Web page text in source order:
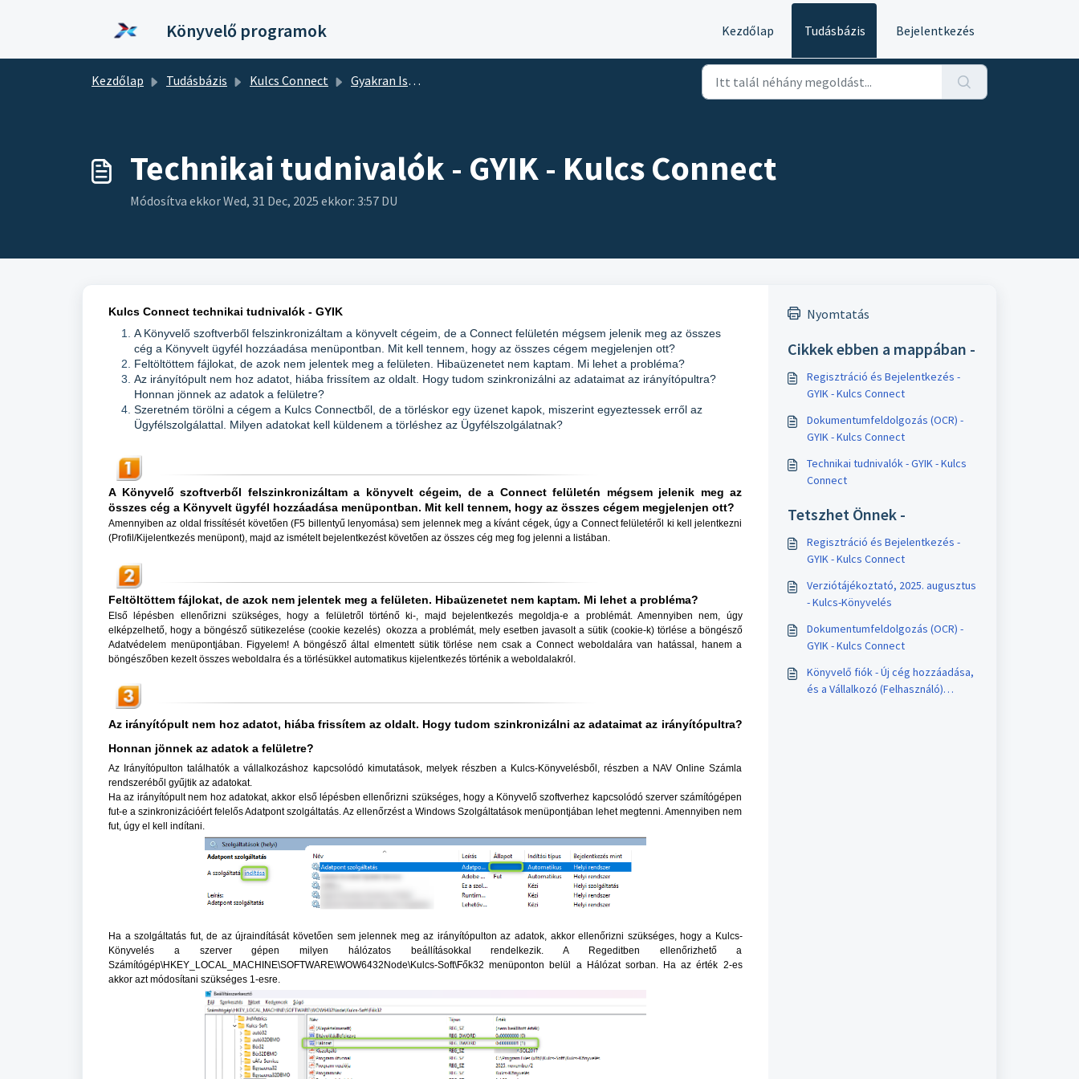
Könyvelő programok Kezdőlap Tudásbázis Bejelentkezés
Kezdőlap Tudásbázis Kulcs Connect Gyakran Ismételt Kérdések - Kulcs Connect
Technikai tudnivalók - GYIK - Kulcs Connect
Módosítva ekkor Wed, 31 Dec, 2025 ekkor: 3:57 DU
Kulcs Connect technikai tudnivalók - GYIK
A Könyvelő szoftverből felszinkronizáltam a könyvelt cégeim, de a Connect felületén mégsem jelenik meg az összes
cég a Könyvelt ügyfél hozzáadása menüpontban. Mit kell tennem, hogy az összes cégem megjelenjen ott?
Feltöltöttem fájlokat, de azok nem jelentek meg a felületen. Hibaüzenetet nem kaptam. Mi lehet a probléma?
Az irányítópult nem hoz adatot, hiába frissítem az oldalt. Hogy tudom szinkronizálni az adataimat az irányítópultra?
Honnan jönnek az adatok a felületre?
Szeretném törölni a cégem a Kulcs Connectből, de a törléskor egy üzenet kapok, miszerint egyeztessek erről az
Ügyfélszolgálattal. Milyen adatokat kell küldenem a törléshez az Ügyfélszolgálatnak?
A Könyvelő szoftverből felszinkronizáltam a könyvelt cégeim, de a Connect felületén mégsem jelenik meg az
összes cég a Könyvelt ügyfél hozzáadása menüpontban. Mit kell tennem, hogy az összes cégem megjelenjen ott?
Amennyiben az oldal frissítését követően (F5 billentyű lenyomása) sem jelennek meg a kívánt cégek, úgy a Connect felületéről ki kell jelentkezni
(Profil/Kijelentkezés menüpont), majd az ismételt bejelentkezést követően az összes cég meg fog jelenni a listában.
Feltöltöttem fájlokat, de azok nem jelentek meg a felületen. Hibaüzenetet nem kaptam. Mi lehet a probléma?
Első lépésben ellenőrizni szükséges, hogy a felületről történő ki-, majd bejelentkezés megoldja-e a problémát. Amennyiben nem, úgy
elképzelhető, hogy a böngésző sütikezelése (cookie kezelés)okozza a problémát, mely esetben javasolt a sütik (cookie-k) törlése a böngésző
Adatvédelem menüpontjában. Figyelem! A böngésző által elmentett sütik törlése nem csak a Connect weboldalára van hatással, hanem a
böngészőben kezelt összes weboldalra és a törlésükkel automatikus kijelentkezés történik a weboldalakról.
Az irányítópult nem hoz adatot, hiába frissítem az oldalt. Hogy tudom szinkronizálni az adataimat az irányítópultra?
Honnan jönnek az adatok a felületre?
Az Irányítópulton találhatók a vállalkozáshoz kapcsolódó kimutatások, melyek részben a Kulcs-Könyvelésből, részben a NAV Online Számla
rendszeréből gyűjtik az adatokat.
Ha az irányítópult nem hoz adatokat, akkor első lépésben ellenőrizni szükséges, hogy a Könyvelő szoftverhez kapcsolódó szerver számítógépen
fut-e a szinkronizációért felelős Adatpont szolgáltatás. Az ellenőrzést a Windows Szolgáltatások menüpontjában lehet megtenni. Amennyiben nem
fut, úgy el kell indítani.
Ha a szolgáltatás fut, de az újraindítását követően sem jelennek meg az irányítópulton az adatok, akkor ellenőrizni szükséges, hogy a Kulcs-
Könyvelés a szerver gépen milyen hálózatos beállításokkal rendelkezik. A Regeditben ellenőrizhető a
Számítógép\HKEY_LOCAL_MACHINE\SOFTWARE\WOW6432Node\Kulcs-Soft\Fők32 menüponton belül a Hálózat sorban. Ha az érték 2-es
akkor azt módosítani szükséges 1-esre.
Nyomtatás
Cikkek ebben a mappában -
Regisztráció és Bejelentkezés -
GYIK - Kulcs Connect
Dokumentumfeldolgozás (OCR) -
GYIK - Kulcs Connect
Technikai tudnivalók - GYIK - Kulcs
Connect
Tetszhet Önnek -
Regisztráció és Bejelentkezés -
GYIK - Kulcs Connect
Verziótájékoztató, 2025. augusztus
- Kulcs-Könyvelés
Dokumentumfeldolgozás (OCR) -
GYIK - Kulcs Connect
Könyvelő fiók - Új cég hozzáadása,
és a Vállalkozó (Felhasználó)